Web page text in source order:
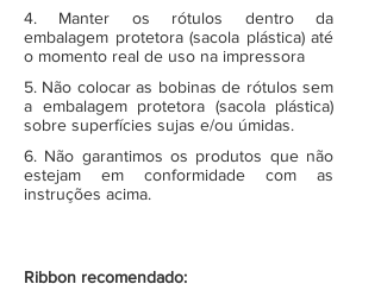
4. Manter os rótulos dentro da
embalagem protetora (sacola plástica) até
o momento real de uso na impressora
5. Não colocar as bobinas de rótulos sem
a embalagem protetora (sacola plástica)
sobre superfícies sujas e/ou úmidas.
6. Não garantimos os produtos que não
estejam em conformidade com as
instruções acima.
Ribbon recomendado: